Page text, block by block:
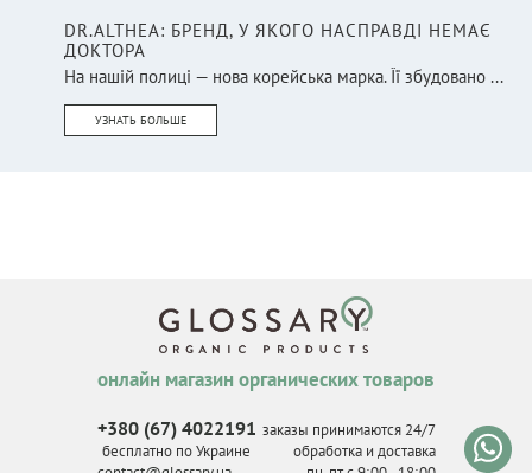
DR.ALTHEA: БРЕНД, У ЯКОГО НАСПРАВДІ НЕМАЄ
ДОКТОРА
На нашій полиці — нова корейська марка. Її збудовано ...
УЗНАТЬ БОЛЬШЕ
онлайн магазин органических товаров
+380 (67) 4022191
бесплатно по Украине
заказы принимаются 24/7
обработка и доставка